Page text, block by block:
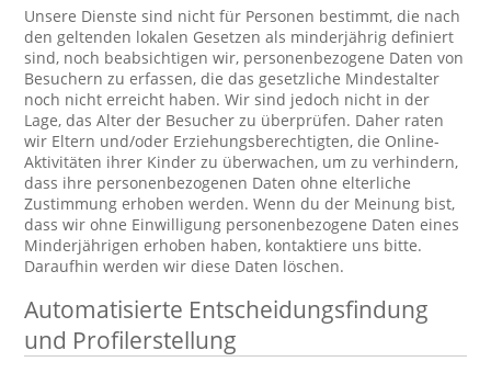
Unsere Dienste sind nicht für Personen bestimmt, die nach
den geltenden lokalen Gesetzen als minderjährig definiert
sind, noch beabsichtigen wir, personenbezogene Daten von
Besuchern zu erfassen, die das gesetzliche Mindestalter
noch nicht erreicht haben. Wir sind jedoch nicht in der
Lage, das Alter der Besucher zu überprüfen. Daher raten
wir Eltern und/oder Erziehungsberechtigten, die Online-
Aktivitäten ihrer Kinder zu überwachen, um zu verhindern,
dass ihre personenbezogenen Daten ohne elterliche
Zustimmung erhoben werden. Wenn du der Meinung bist,
dass wir ohne Einwilligung personenbezogene Daten eines
Minderjährigen erhoben haben, kontaktiere uns bitte.
Daraufhin werden wir diese Daten löschen.
Automatisierte Entscheidungsfindung
und Profilerstellung